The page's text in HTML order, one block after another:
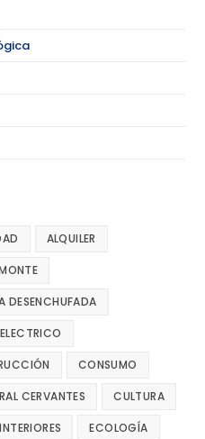
ALQUILER
DESENCHUFADA
CONSUMO
CERVANTES CULTURA
ECOLOGÍA